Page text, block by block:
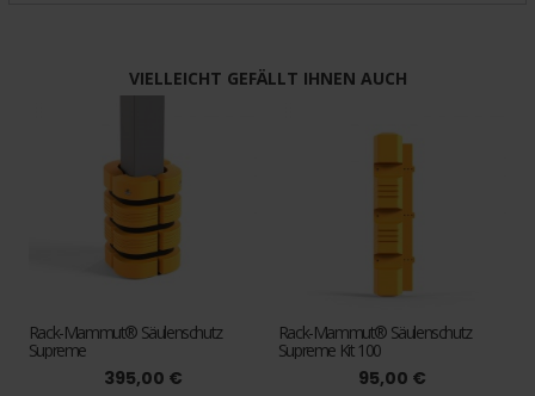
VIELLEICHT GEFÄLLT IHNEN AUCH
Rack-Mammut® Säulenschutz
Supreme
395,00 €
Rack-Mammut® Säulenschutz
Supreme Kit 100
95,00 €